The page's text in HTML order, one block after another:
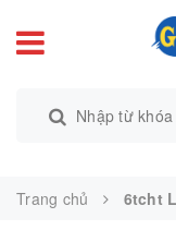
Trang chủ 6tcht